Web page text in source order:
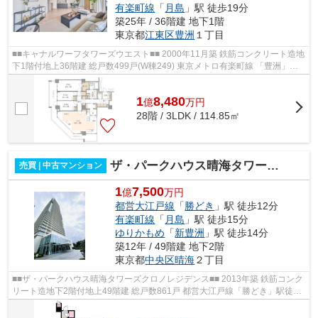
有楽町線 「 月島 」駅 徒歩19分
築25年 / 36階建 地下1階
東京都江東区豊洲 １丁目
■■キャナルワーフタワーズウエスト■■ 2000年11月築 鉄筋コンクリート造地
下1階付地上36階建 総戸数499戸(W棟249) 東京メトロ有楽町線 「豊洲」駅
徒歩12分 オートロック 宅配ボック...
1億8,480万円
28階 / 3LDK / 114.85㎡
売買 | 中古マンション ザ・パークハウス晴海タワーズクロノレジデンス
1億7,500万円
都営大江戸線 「 勝どき 」駅 徒歩12分
有楽町線 「 月島 」駅 徒歩15分
ゆりかもめ 「新豊洲 」駅 徒歩14分
築12年 / 49階建 地下2階
東京都中央区晴海２丁目
■■ザ・パークハウス晴海タワーズクロノレジデンス■■ 2013年築 鉄筋コンク
リート造地下2階付地上49階建 総戸数861戸 都営大江戸線「勝どき」駅徒歩
12分 東京メトロ有楽町線「月島」駅...